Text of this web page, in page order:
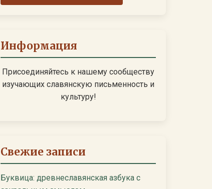
Информация
Присоединяйтесь к нашему сообществу
изучающих славянскую письменность и
культуру!
Свежие записи
Буквица: древнеславянская азбука с